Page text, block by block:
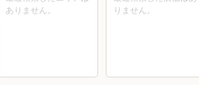
ありません。
りません。